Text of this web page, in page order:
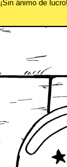
¡Sin ánimo de